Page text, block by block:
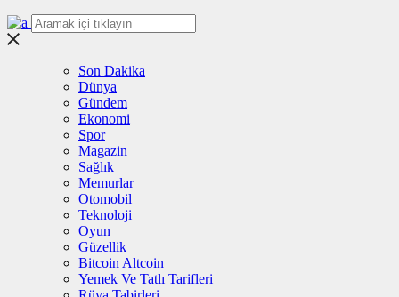
Son Dakika
Dünya
Gündem
Ekonomi
Spor
Magazin
Sağlık
Memurlar
Otomobil
Teknoloji
Oyun
Güzellik
Bitcoin Altcoin
Yemek Ve Tatlı Tarifleri